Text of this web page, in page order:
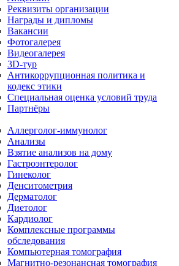
Реквизиты организации
Награды и дипломы
Вакансии
Фотогалерея
Видеогалерея
3D-тур
Антикоррупционная политика и
кодекс этики
Специальная оценка условий труда
Партнёры
Аллерголог-иммунолог
Анализы
Взятие анализов на дому
Гастроэнтеролог
Гинеколог
Денситометрия
Дерматолог
Диетолог
Кардиолог
Комплексные программы
обследования
Компьютерная томография
Магнитно-резонансная томография